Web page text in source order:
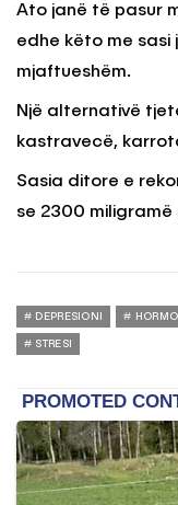
Ato janë të pasur
edhe këto me sasi
mjaftueshëm.
Një alternativë
kastravecë,
Sasia ditore e
se 2300 miligramë
DEPRESIONI
STRESI